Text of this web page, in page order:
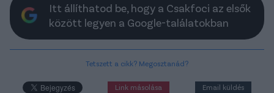
Itt állíthatod be, hogy a Csakfoci az elsők
között legyen a Google-találatokban
Tetszett a cikk? Megosztanád?
Link másolása Email küldés